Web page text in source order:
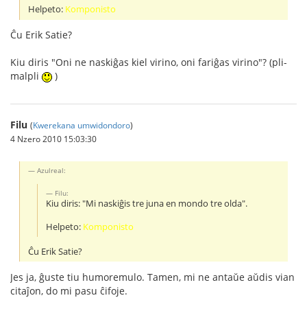
Helpeto: Komponisto
Ĉu Erik Satie?
Kiu diris "Oni ne naskiĝas kiel virino, oni fariĝas virino"? (pli-
malpli
)
Filu (Kwerekana umwidondoro)
4 Nzero 2010 15:03:30
Azulreal:
Filu:
Kiu diris: "Mi naskiĝis tre juna en mondo tre olda".
Helpeto: Komponisto
Ĉu Erik Satie?
Jes ja, ĝuste tiu humoremulo. Tamen, mi ne antaŭe aŭdis vian
citaĵon, do mi pasu ĉifoje.